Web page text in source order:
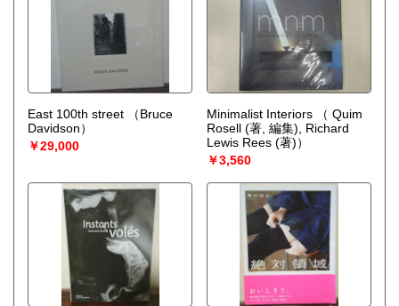
East 100th street
（Bruce
Davidson）
￥29,000
Minimalist Interiors
（ Quim
Rosell (著, 編集), Richard
Lewis Rees (著)）
￥3,560